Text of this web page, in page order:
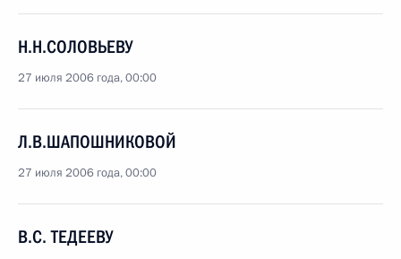
Н.Н.СОЛОВЬЕВУ
27 июля 2006 года, 00:00
Л.В.ШАПОШНИКОВОЙ
27 июля 2006 года, 00:00
В.С. ТЕДЕЕВУ